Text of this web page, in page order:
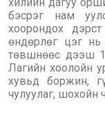
бэсрэг нам
хоорондох
өндөрлөг цэг нь
төвшнөөс дээш
Лагийн хоолойн
хувьд боржин,
чулуулаг, шохойн